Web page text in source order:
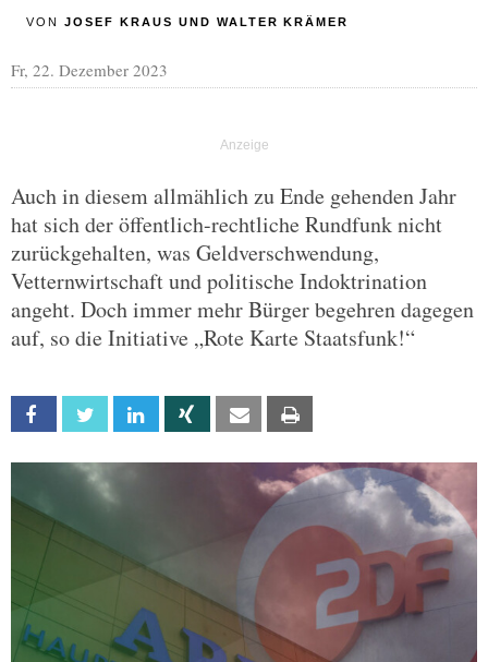
VON JOSEF KRAUS UND WALTER KRÄMER
Fr, 22. Dezember 2023
Auch in diesem allmählich zu Ende gehenden Jahr
hat sich der öffentlich-rechtliche Rundfunk nicht
zurückgehalten, was Geldverschwendung,
Vetternwirtschaft und politische Indoktrination
angeht. Doch immer mehr Bürger begehren dagegen
auf, so die Initiative „Rote Karte Staatsfunk!“
Facebook Twitter Linkedin Xing Email